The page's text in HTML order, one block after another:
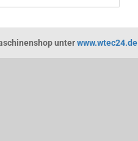
unterwww.wtec24.de